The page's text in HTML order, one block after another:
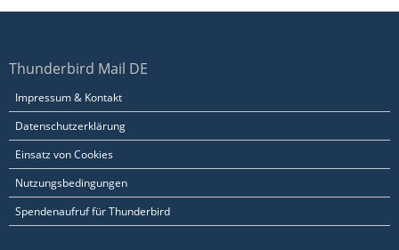
Thunderbird Mail DE
Impressum & Kontakt
Datenschutzerklärung
Einsatz von Cookies
Nutzungsbedingungen
Spendenaufruf für Thunderbird